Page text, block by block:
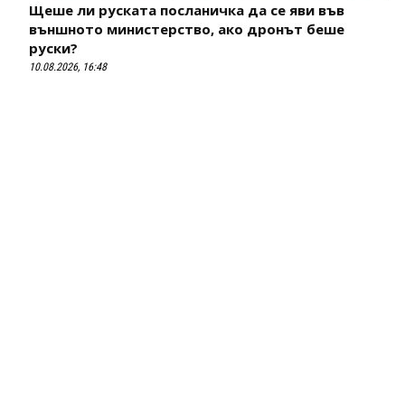
Щеше ли руската посланичка да се яви във
външното министерство, ако дронът беше
руски?
10.08.2026, 16:48